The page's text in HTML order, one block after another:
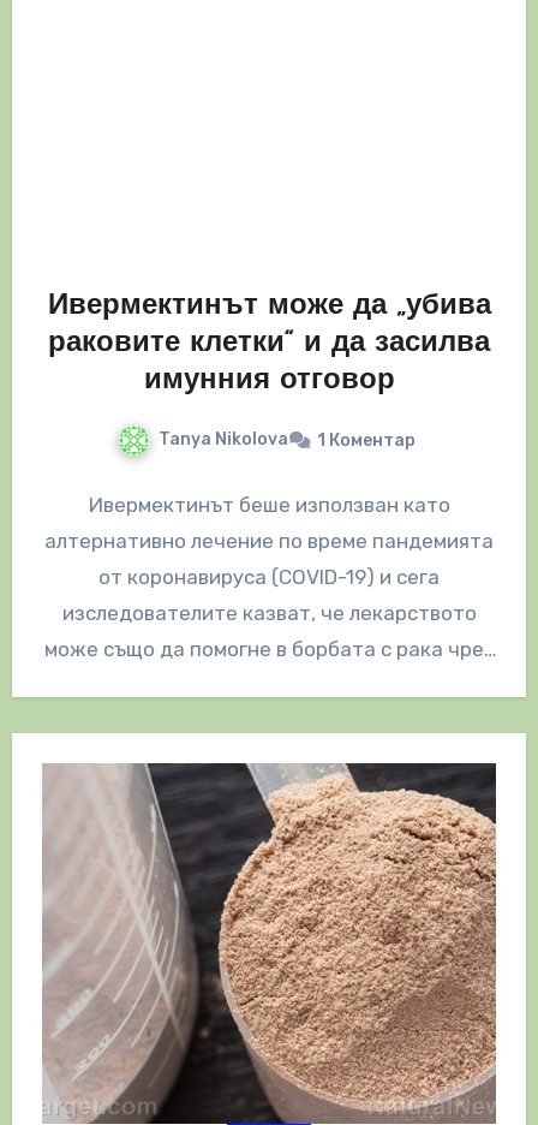
Ивермектинът може да „убива
раковите клетки“ и да засилва
имунния отговор
Tanya Nikolova 1 Коментар
Ивермектинът беше използван като
алтернативно лечение по време пандемията
от коронавируса (COVID-19) и сега
изследователите казват, че лекарството
може също да помогне в борбата с рака чрез